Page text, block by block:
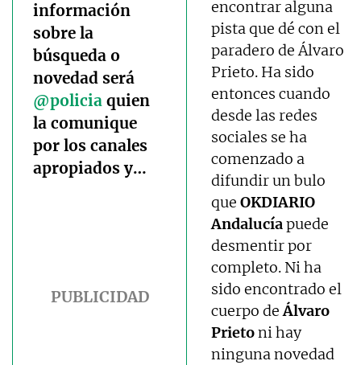
información
sobre la
búsqueda o
novedad será
@policia quien
la comunique
por los canales
apropiados y…
encontrar alguna
pista que dé con el
paradero de Álvaro
Prieto. Ha sido
entonces cuando
desde las redes
sociales se ha
comenzado a
difundir un bulo
queOKDIARIO
Andalucíapuede
desmentir por
completo. Ni ha
sido encontrado el
cuerpo deÁlvaro
Prietoni hay
ninguna novedad